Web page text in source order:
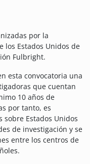
por la
los Estados Unidos de
Fulbright.
esta convocatoria una
que cuentan
10 años de
por tanto, es
Estados Unidos
de investigación y se
entre los centros de